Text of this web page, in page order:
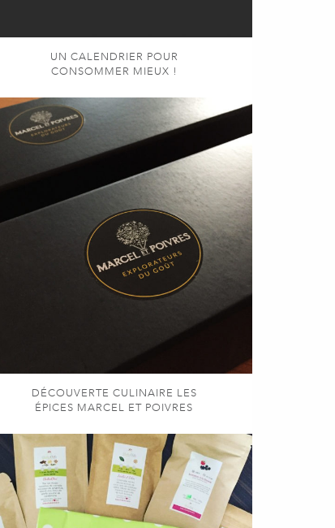
UN CALENDRIER POUR
CONSOMMER MIEUX !
DÉCOUVERTE CULINAIRE LES
ÉPICES MARCEL ET POIVRES